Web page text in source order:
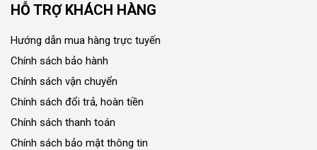
HỖ TRỢ KHÁCH HÀNG
Hướng dẫn mua hàng trực tuyến
Chính sách bảo hành
Chính sách vận chuyển
Chính sách đổi trả, hoàn tiền
Chính sách thanh toán
Chính sách bảo mật thông tin